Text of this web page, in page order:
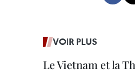
VOIR PLUS
Le Vietnam et la